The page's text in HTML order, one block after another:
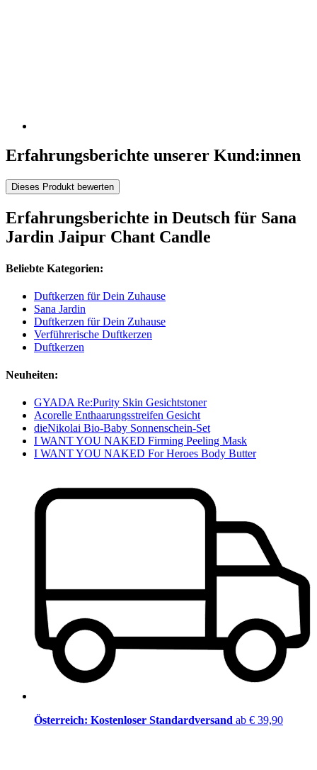
Erfahrungsberichte unserer Kund:innen
Dieses Produkt bewerten
Erfahrungsberichte in Deutsch für Sana
Jardin Jaipur Chant Candle
Beliebte Kategorien:
Duftkerzen für Dein Zuhause
Sana Jardin
Duftkerzen für Dein Zuhause
Verführerische Duftkerzen
Duftkerzen
Neuheiten:
GYADA Re:Purity Skin Gesichtstoner
Acorelle Enthaarungsstreifen Gesicht
dieNikolai Bio-Baby Sonnenschein-Set
I WANT YOU NAKED Firming Peeling Mask
I WANT YOU NAKED For Heroes Body Butter
Österreich: Kostenloser Standardversand ab € 39,90